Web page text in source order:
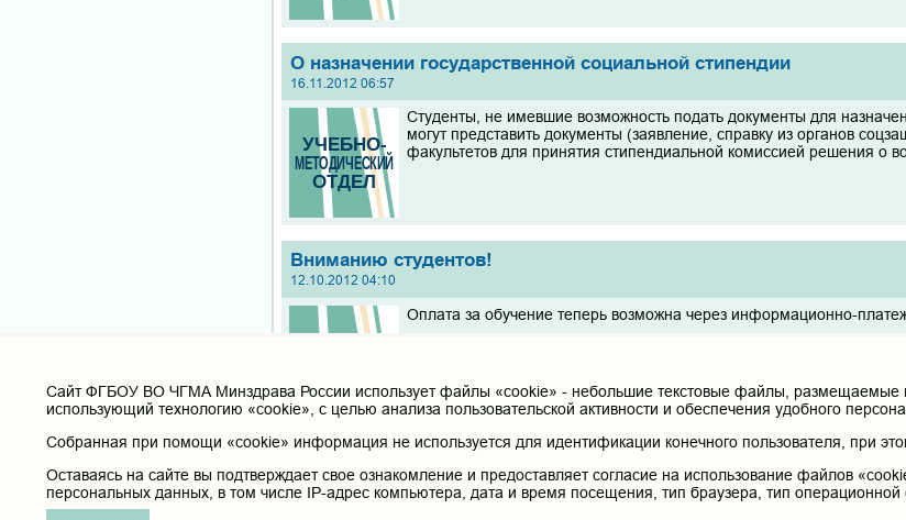
О назначении государственной социальной стипендии
16.11.2012 06:57
Студенты, не имевшие возможность подать документы для
могут представить документы (заявление, справку из органов
факультетов для принятия стипендиальной комиссией решения о
Вниманию студентов!
12.10.2012 04:10
Оплата за обучение теперь возможна через информационно-
о порядке допуска студентов на должности среднего
06.09.2012 07:55
Cайт ФГБОУ ВО ЧГМА Минздрава России использует файлы «cookie» - небольшие текстовые файлы, размещаемые
использующий технологию «cookie», с целью анализа пользовательской активности и обеспечения удобного
Собранная при помощи «cookie» информация не используется для идентификации конечного пользователя, при
Оставаясь на сайте вы подтверждает свое ознакомление и предоставляет согласие на использование файлов
персональных данных, в том числе IP-адрес компьютера, дата и время посещения, тип браузера, тип операционной